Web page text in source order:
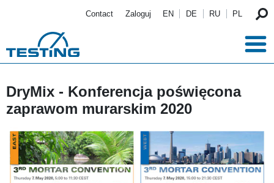
Contact Zaloguj EN DE RU PL
DryMix - Konferencja poświęcona
zaprawom murarskim 2020